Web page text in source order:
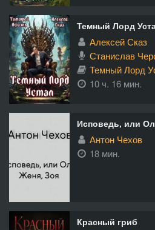
Темный Лорд
Алексей Сказ
Станислав
Темный Лорд
10 ч. 16 мин.
Исповедь, или
Антон Чехов
18 мин.
Красный гриб